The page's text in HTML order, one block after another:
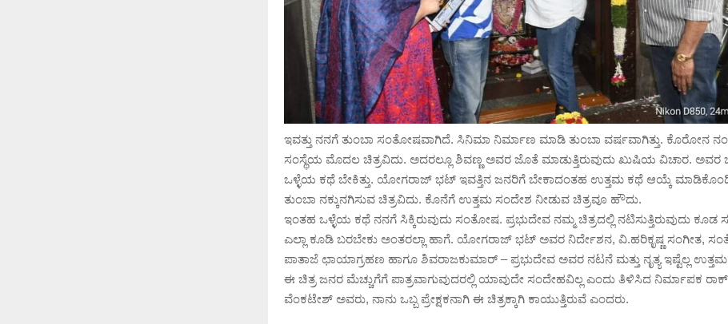
ಇವತ್ತು ನನಗೆ ತುಂಬಾ ಸಂತೋಷವಾಗಿದೆ.‌ ಸಿನಿಮಾ ನಿರ್ಮಾಣ ಮಾಡಿ ತುಂಬಾ ವರ್ಷವಾಗಿತ್ತು. ಕೊರೋನ
ಸಂಸ್ಥೆಯ ಮೊದಲ ಚಿತ್ರವಿದು. ಅದರಲ್ಲೂ ಶಿವಣ್ಣ ಅವರ ಜೊತೆ ಮಾಡುತ್ತಿರುವುದು ಖುಷಿಯ ವಿಚಾರ. ಅವರ
ಒಳ್ಳೆಯ ಕಥೆ ಬೇಕಿತ್ತು. ಯೋಗರಾಜ್ ಭಟ್ ಇವತ್ತಿನ ಜನರಿಗೆ ಬೇಕಾದಂತಹ ಉತ್ತಮ ಕಥೆ ಆಯ್ಕೆ
ತುಂಬಾ ನಕ್ಕುನಗಿಸುವ ಚಿತ್ರವಿದು. ಕೊನೆಗೆ ಉತ್ತಮ ಸಂದೇಶ ನೀಡುವ ಚಿತ್ರವೂ ಹೌದು.
ಇಂತಹ ಒಳ್ಳೆಯ ಕಥೆ ನನಗೆ ಸಿಕ್ಕಿರುವುದು ಸಂತೋಷ. ಪ್ರಭುದೇವ ನಮ್ಮ ಚಿತ್ರದಲ್ಲಿ ನಟಿಸುತ್ತಿರುವುದು‌ ಕೂಡ
ಎಲ್ಲಾ ಕೂಡಿ ಬರಬೇಕು ಅಂತರಲ್ಲಾ ಹಾಗೆ. ಯೋಗರಾಜ್ ಭಟ್ ಅವರ ನಿರ್ದೇಶನ, ವಿ.ಹರಿಕೃಷ್ಣ ಸಂಗೀತ,
ಪಾತಾಜೆ ಛಾಯಾಗ್ರಹಣ ಹಾಗೂ ಶಿವರಾಜಕುಮಾರ್ – ಪ್ರಭುದೇವ ಅವರ ನಟನೆ ಮತ್ತು ನೃತ್ಯ ಇಷ್ಟೆಲ್ಲ
ಈ ಚಿತ್ರ ಜನರ ಮೆಚ್ಚುಗೆಗೆ ಪಾತ್ರವಾಗುವುದರಲ್ಲಿ ಯಾವುದೇ ಸಂದೇಹವಿಲ್ಲ ಎಂದು ತಿಳಿಸಿದ ನಿರ್ಮಾಪಕ
ವೆಂಕಟೇಶ್ ಅವರು, ನಾನು ಒಬ್ಬ ಪ್ರೇಕ್ಷಕನಾಗಿ ಈ ಚಿತ್ರಕ್ಕಾಗಿ ಕಾಯುತ್ತಿರುವೆ ಎಂದರು.